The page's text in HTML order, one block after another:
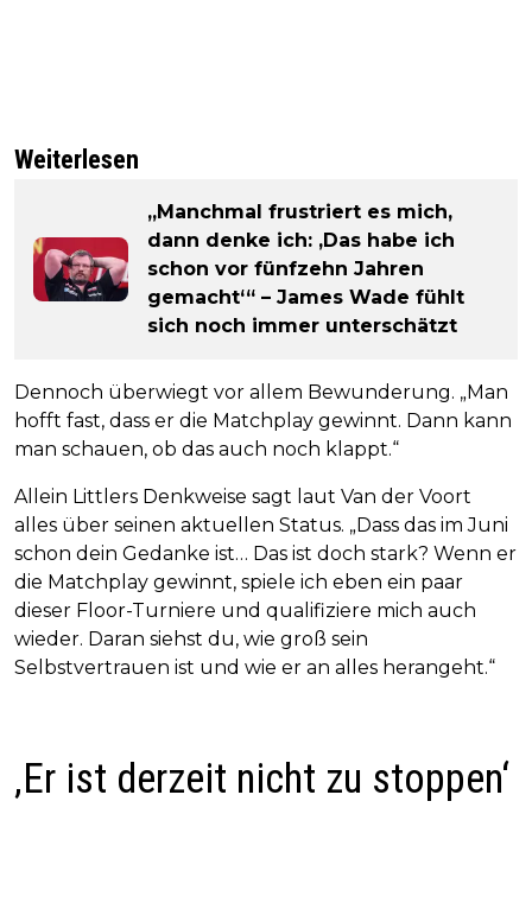
Weiterlesen
„Manchmal frustriert es mich,
dann denke ich: ‚Das habe ich
schon vor fünfzehn Jahren
gemacht‘“ – James Wade fühlt
sich noch immer unterschätzt
Dennoch überwiegt vor allem Bewunderung. „Man
hofft fast, dass er die Matchplay gewinnt. Dann kann
man schauen, ob das auch noch klappt.“
Allein Littlers Denkweise sagt laut Van der Voort
alles über seinen aktuellen Status. „Dass das im Juni
schon dein Gedanke ist… Das ist doch stark? Wenn er
die Matchplay gewinnt, spiele ich eben ein paar
dieser Floor-Turniere und qualifiziere mich auch
wieder. Daran siehst du, wie groß sein
Selbstvertrauen ist und wie er an alles herangeht.“
‚Er ist derzeit nicht zu stoppen‘